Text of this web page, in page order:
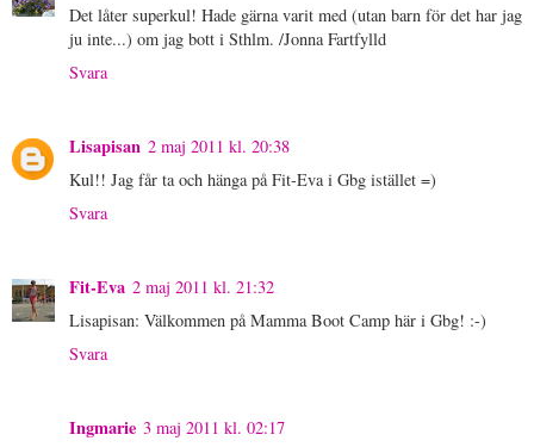
Det låter superkul! Hade gärna varit med (utan barn för det har jag
ju inte...) om jag bott i Sthlm. /Jonna Fartfylld
Svara
Lisapisan 2 maj 2011 kl. 20:38
Kul!! Jag får ta och hänga på Fit-Eva i Gbg istället =)
Svara
Fit-Eva 2 maj 2011 kl. 21:32
Lisapisan: Välkommen på Mamma Boot Camp här i Gbg! :-)
Svara
Ingmarie 3 maj 2011 kl. 02:17